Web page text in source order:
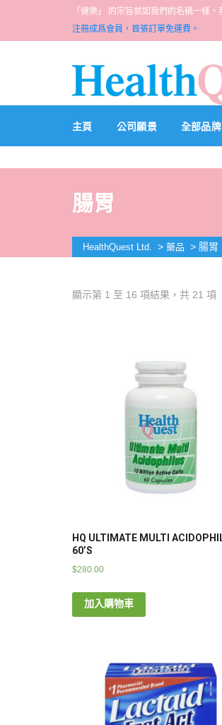
「健樂」 的宗旨就如我們的名稱一樣
注冊成爲會員，首張訂單免運費。
主頁 公司願景 全部品牌
腸胃
HealthQuest Ltd. > 藥品 > 腸胃
顯示第 1 至 16 項結果，共 21 項
HQ ULTIMATE MULTI
60’S
$280.00
加入購物車